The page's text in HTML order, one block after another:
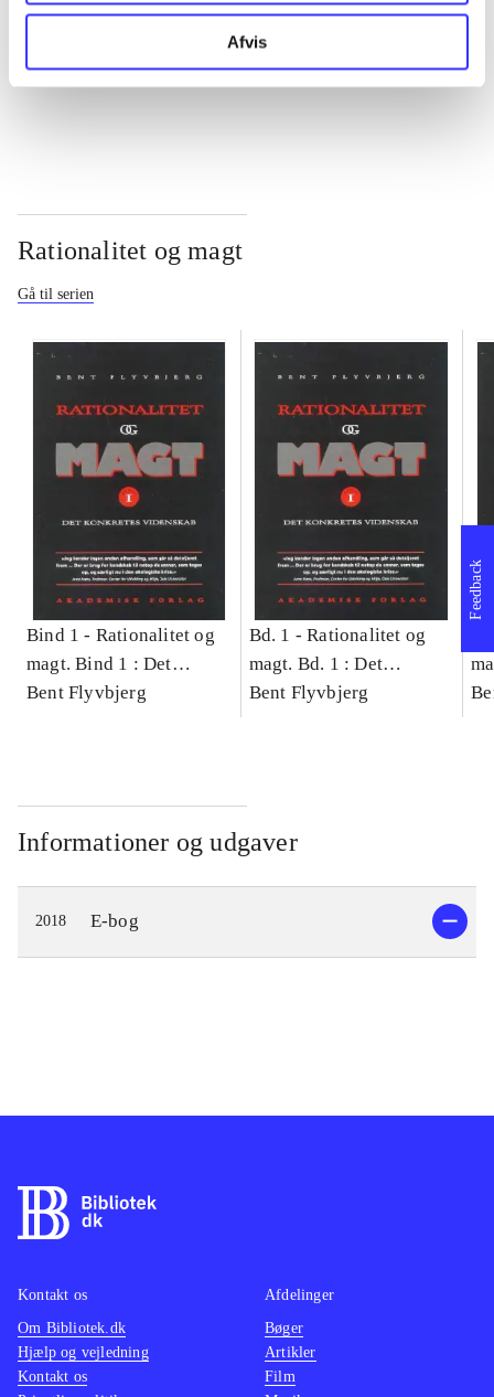
Afvis
...
Rationalitet og magt
Gå til serien
Bind 1 - Rationalitet og
magt. Bind 1 : Det
konkretes videnskab
Bent Flyvbjerg
Bd. 1 -Rationalitet og
magt. Bd. 1 : Det
konkretes videnskab
Bent Flyvbjerg
Informationer og udgaver
2018 E-bog
Feedback
Kontakt os
Om Bibliotek.dk
Hjælp og vejledning
Kontakt os
Afdelinger
Bøger
Artikler
Film